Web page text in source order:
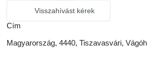
Visszahívást kérek
Сím
Magyarország, 4440, Tiszavasvári,